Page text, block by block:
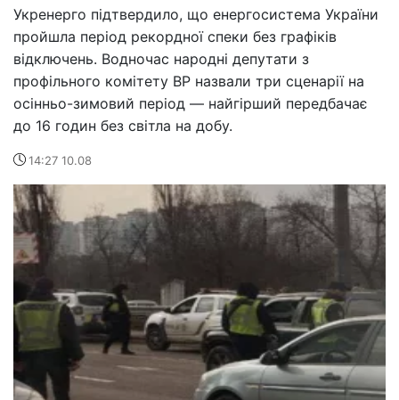
Укренерго підтвердило, що енергосистема України
пройшла період рекордної спеки без графіків
відключень. Водночас народні депутати з
профільного комітету ВР назвали три сценарії на
осінньо-зимовий період — найгірший передбачає
до 16 годин без світла на добу.
14:27 10.08